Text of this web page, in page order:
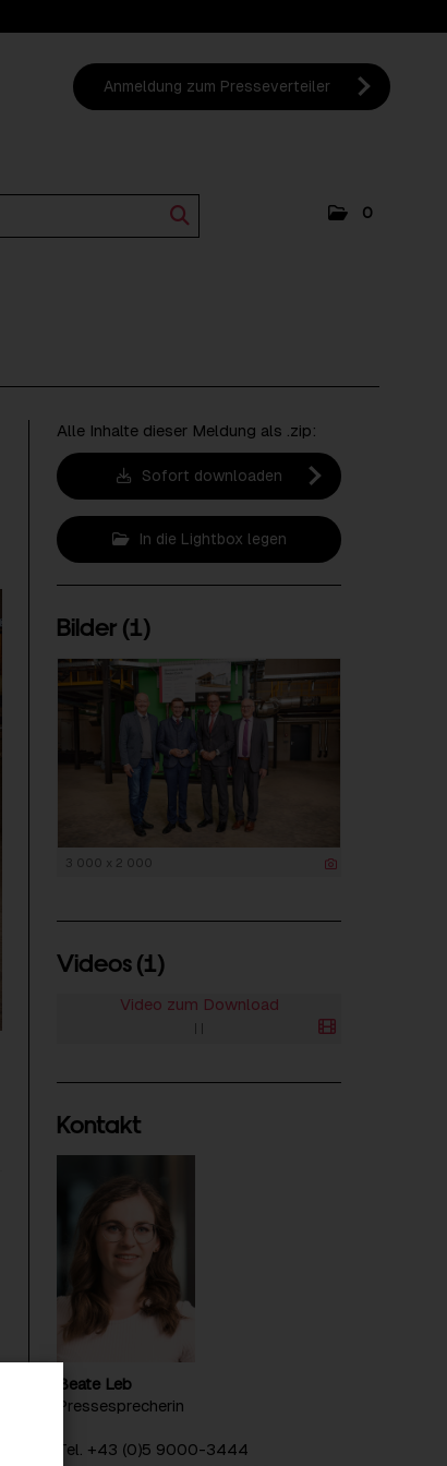
Anmeldung zum Presseverteiler
0
Alle Inhalte dieser Meldung als .zip:
Sofort downloaden
In die Lightbox legen
Bilder (1)
3 000 x 2 000
Videos (1)
Video zum Download
| |
Kontakt
Beate Leb
Pressesprecherin
Tel. +43 (0)5 9000-3444